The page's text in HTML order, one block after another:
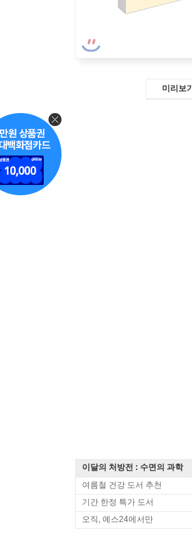
미리보기
이달의 처방전 : 수면의 과학
여름철 건강 도서 추천
기간 한정 특가 도서
오직, 예스24에서만